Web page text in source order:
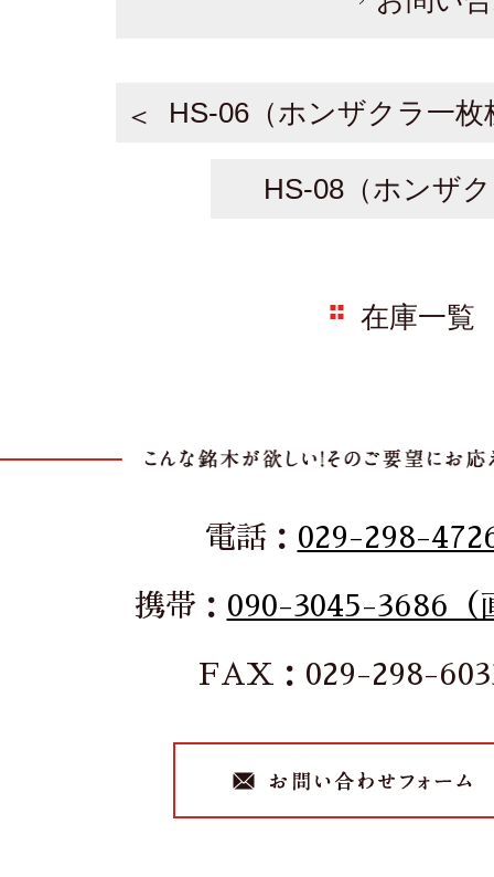
HS-06（ホンザクラ一枚
HS-08（ホンザ
在庫一覧
電話： 029-298-
携帯： 090-3045-3686（
FAX：029-298-